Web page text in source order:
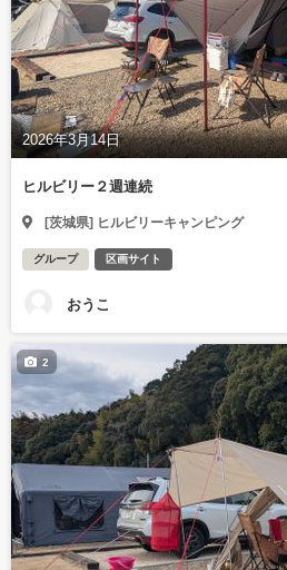
2026年3月14日
ヒルビリー２週連続
[茨城県] ヒルビリーキャンピング
グループ 区画サイト
おうこ
2